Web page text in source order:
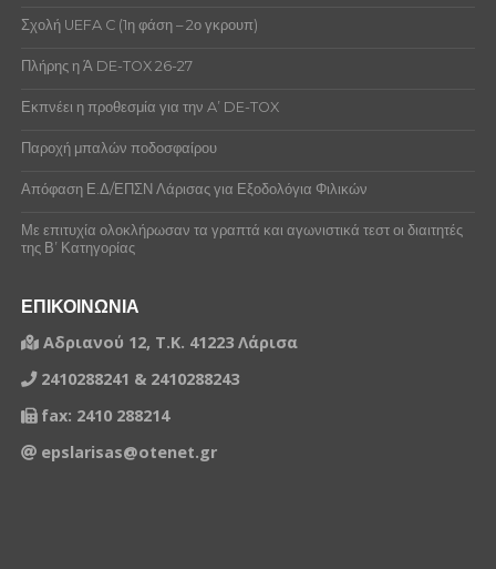
Σχολή UEFA C (1η φάση – 2ο γκρουπ)
Πλήρης η Ά DE-TOX 26-27
Εκπνέει η προθεσμία για την A’ DE-TOX
Παροχή μπαλών ποδοσφαίρου
Απόφαση Ε.Δ/ΕΠΣΝ Λάρισας για Εξοδολόγια Φιλικών
Με επιτυχία ολοκλήρωσαν τα γραπτά και αγωνιστικά τεστ οι διαιτητές
της Β’ Κατηγορίας
ΕΠΙΚΟΙΝΩΝΙΑ
Αδριανού 12, Τ.Κ. 41223 Λάρισα
2410288241 & 2410288243
fax: 2410 288214
epslarisas@otenet.gr